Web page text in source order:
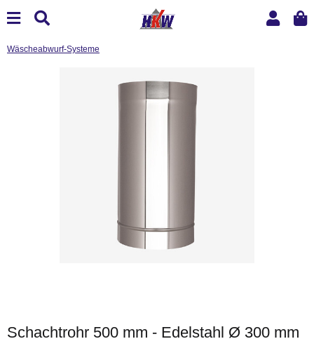
Wäscheabwurf-Systeme
Schachtrohr 500 mm - Edelstahl Ø 300 mm